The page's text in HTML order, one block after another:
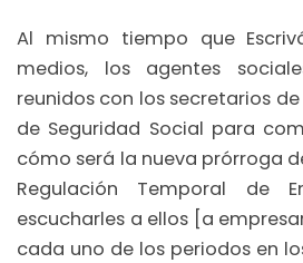
Al mismo tiempo que
medios, los agentes
reunidos con los secretarios
de Seguridad Social para
cómo será la nueva prórroga
Regulación Temporal de
escucharles a ellos [a
cada uno de los periodos en